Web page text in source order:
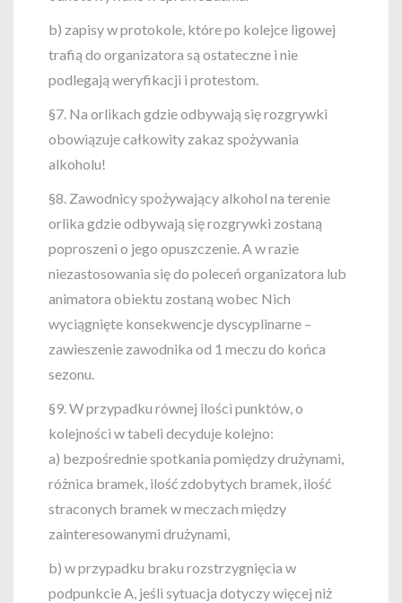
b) zapisy w protokole, które po kolejce ligowej
trafią do organizatora są ostateczne i nie
podlegają weryfikacji i protestom.
§7. Na orlikach gdzie odbywają się rozgrywki
obowiązuje całkowity zakaz spożywania
alkoholu!
§8. Zawodnicy spożywający alkohol na terenie
orlika gdzie odbywają się rozgrywki zostaną
poproszeni o jego opuszczenie. A w razie
niezastosowania się do poleceń organizatora lub
animatora obiektu zostaną wobec Nich
wyciągnięte konsekwencje dyscyplinarne –
zawieszenie zawodnika od 1 meczu do końca
sezonu.
§9. W przypadku równej ilości punktów, o
kolejności w tabeli decyduje kolejno:
a) bezpośrednie spotkania pomiędzy drużynami,
różnica bramek, ilość zdobytych bramek, ilość
straconych bramek w meczach między
zainteresowanymi drużynami,
b) w przypadku braku rozstrzygnięcia w
podpunkcie A, jeśli sytuacja dotyczy więcej niż